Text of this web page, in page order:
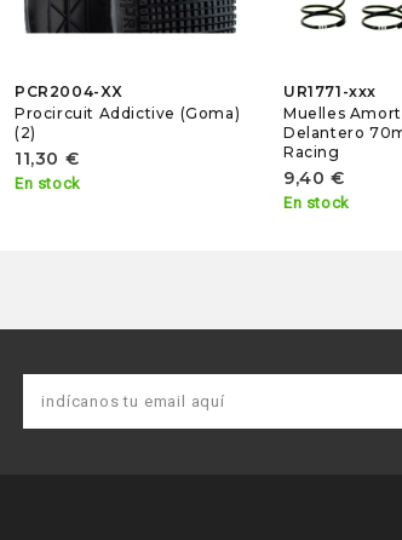
PCR2004-XX
Procircuit Addictive (Goma)
(2)
11,30 €
En stock
UR1771-xxx
Muelles
Delantero
Racing
9,40 €
En stock